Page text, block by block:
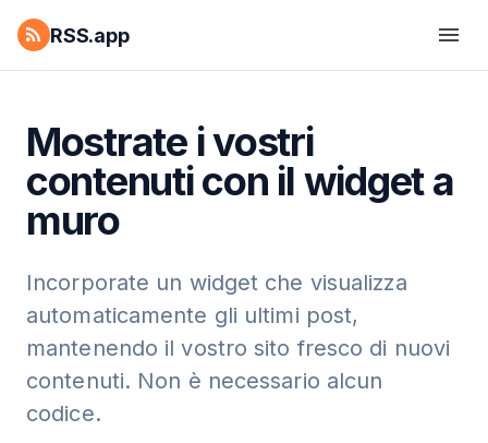
RSS.app
Mostrate i vostri
contenuti con il widget a
muro
Incorporate un widget che visualizza
automaticamente gli ultimi post,
mantenendo il vostro sito fresco di nuovi
contenuti. Non è necessario alcun
codice.